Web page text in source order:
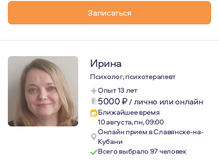
Записаться
Ирина
Психолог, психотерапевт
Опыт 13 лет
5000₽/лично или онлайн
Ближайшее время
10 августа, пн, 09:00
Онлайн прием в Славянске-на-
Кубани
Всего выбрало 97 человек